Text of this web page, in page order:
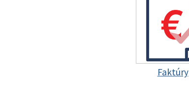
Faktúry